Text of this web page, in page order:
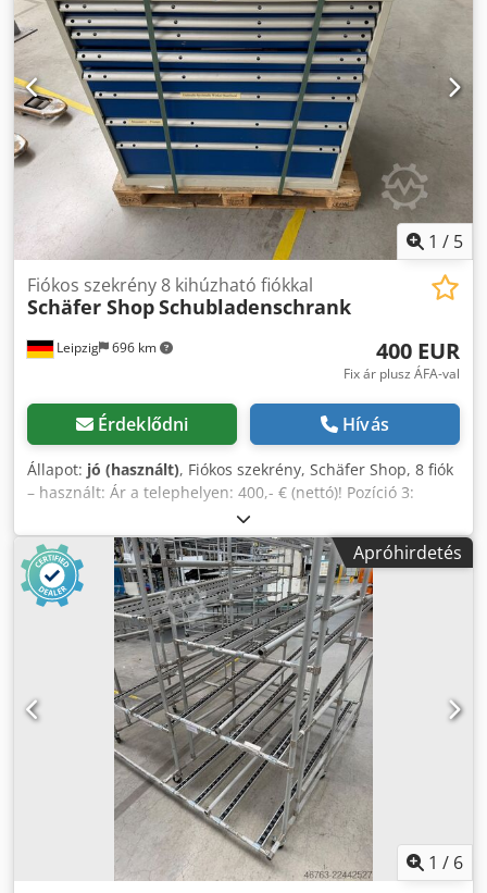
1 / 5
Leipzig 696 km
Fiókos szekrény 8 kihúzható fiókkal
Schäfer ShopSchubladenschrank
400 EUR
Fix ár plusz ÁFA-val
Érdeklődni Hívás
Állapot: jó (használt), Fiókos szekrény, Schäfer Shop, 8 fiók
– használt: Ár a telephelyen: 400,- € (nettó)! Pozíció 3:
Gyártó: Schäfer Shop Típus: ismeretlen Gyártási év:
ismeretlen Méretek: kb.: 100x70x100 cm 8 fiók, különböző
magasságúak Állapot: jó Elérhetőség: azonnal Telephely:
Leipzig Cedozp Rv Eopfx Al Aorf
Apróhirdetés
1 / 6